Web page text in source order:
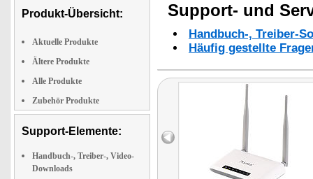
Produkt-Übersicht:
Aktuelle Produkte
Ältere Produkte
Alle Produkte
Zubehör Produkte
Support-Elemente:
Handbuch-, Treiber-, Video-
Downloads
Support- und
Handbuch-, Treiber-
Häufig gestellte